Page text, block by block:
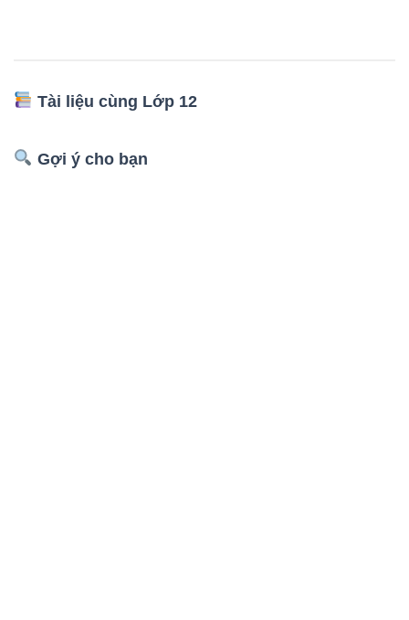
Tài liệu cùng Lớp 12
Gợi ý cho bạn